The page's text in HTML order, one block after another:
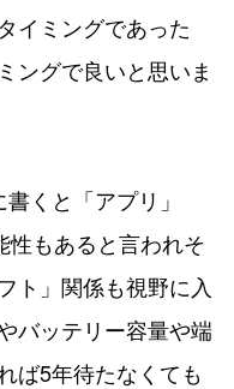
イミングであった
ングで良いと思いま
くと「アプリ」
性もあると言われそ
ト」関係も視野に入
バッテリー容量や端
ば5年待たなくても